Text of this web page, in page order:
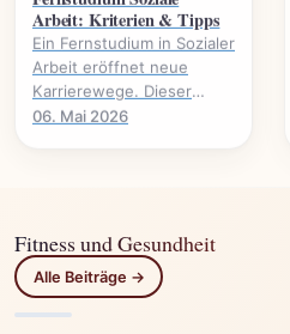
Arbeit: Kriterien & Tipps
Ein Fernstudium in Sozialer
Arbeit eröffnet neue
Karrierewege. Dieser
Leitfaden beleuchtet
06. Mai 2026
Fitness und Gesundheit
Alle Beiträge →